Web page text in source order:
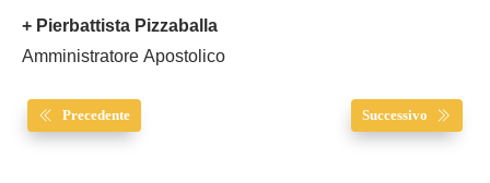
+ Pierbattista Pizzaballa
Amministratore Apostolico
Precedente Successivo